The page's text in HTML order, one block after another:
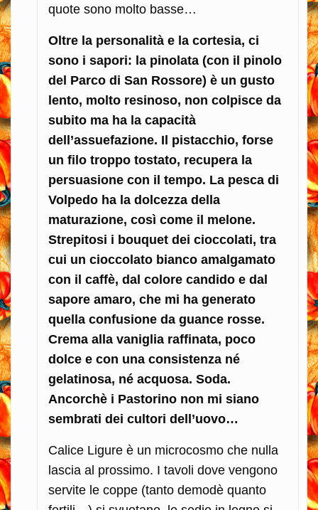
quote sono molto basse…
Oltre la personalità e la cortesia, ci
sono i sapori: la pinolata (con il pinolo
del Parco di San Rossore) è un gusto
lento, molto resinoso, non colpisce da
subito ma ha la capacità
dell’assuefazione. Il pistacchio, forse
un filo troppo tostato, recupera la
persuasione con il tempo. La pesca di
Volpedo ha la dolcezza della
maturazione, così come il melone.
Strepitosi i bouquet dei cioccolati, tra
cui un cioccolato bianco amalgamato
con il caffè, dal colore candido e dal
sapore amaro, che mi ha generato
quella confusione da guance rosse.
Crema alla vaniglia raffinata, poco
dolce e con una consistenza né
gelatinosa, né acquosa. Soda.
Ancorchè i Pastorino non mi siano
sembrati dei cultori dell’uovo…
Calice Ligure è un microcosmo che nulla
lascia al prossimo. I tavoli dove vengono
servite le coppe (tanto demodè quanto